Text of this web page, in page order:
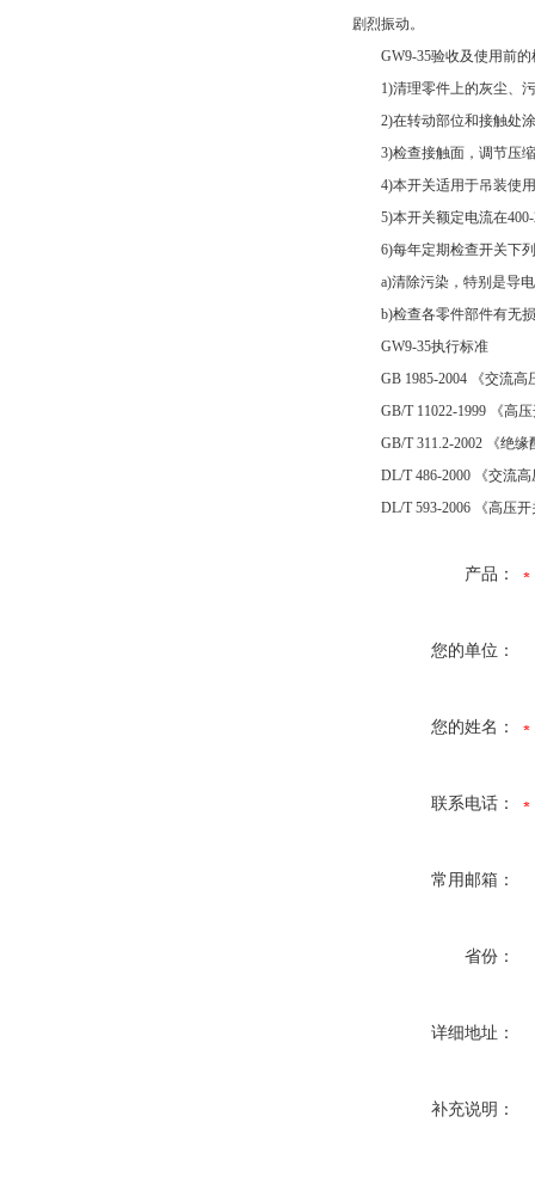
剧烈振动。
GW9-35验收及使用前的
1)清理零件上的灰尘、污
2)在转动部位和接触处涂
3)检查接触面，调节压缩
4)本开关适用于吊装使用
5)本开关额定电流在400-
6)每年定期检查开关下
a)清除污染，特别是导电
b)检查各零件部件有无损
GW9-35执行标准
GB 1985-2004 《交流高
GB/T 11022-1999 《高压
GB/T 311.2-2002 《绝缘
DL/T 486-2000 《交流高
DL/T 593-2006 《高压开
产品：
您的单位：
您的姓名：
联系电话：
常用邮箱：
省份：
详细地址：
补充说明：